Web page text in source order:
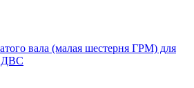
вала (малая шестерня ГРМ) для
ДВС